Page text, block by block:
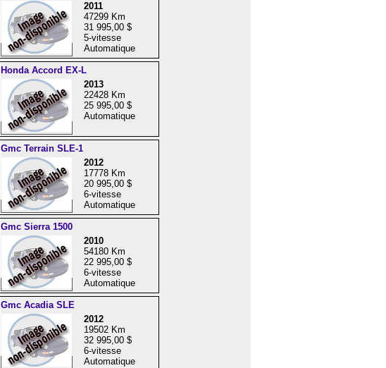
2011
47299 Km
31 995,00 $
5-vitesse
Automatique
Honda Accord EX-L
2013
22428 Km
25 995,00 $
Automatique
Gmc Terrain SLE-1
2012
17778 Km
20 995,00 $
6-vitesse
Automatique
Gmc Sierra 1500
2010
54180 Km
22 995,00 $
6-vitesse
Automatique
Gmc Acadia SLE
2012
19502 Km
32 995,00 $
6-vitesse
Automatique